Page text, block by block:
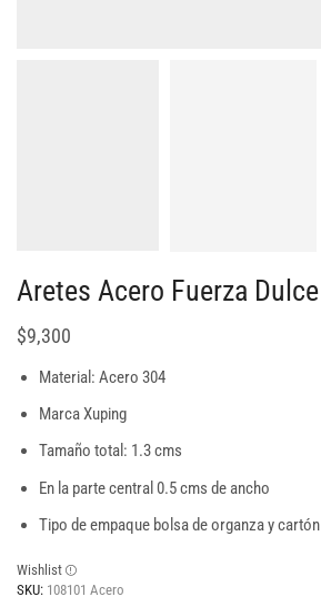
Aretes Acero Fuerza Dulce
$9,300
Material: Acero 304
Marca Xuping
Tamaño total: 1.3 cms
En la parte central 0.5 cms de ancho
Tipo de empaque bolsa de organza y cartón
Wishlist
SKU: 108101 Acero